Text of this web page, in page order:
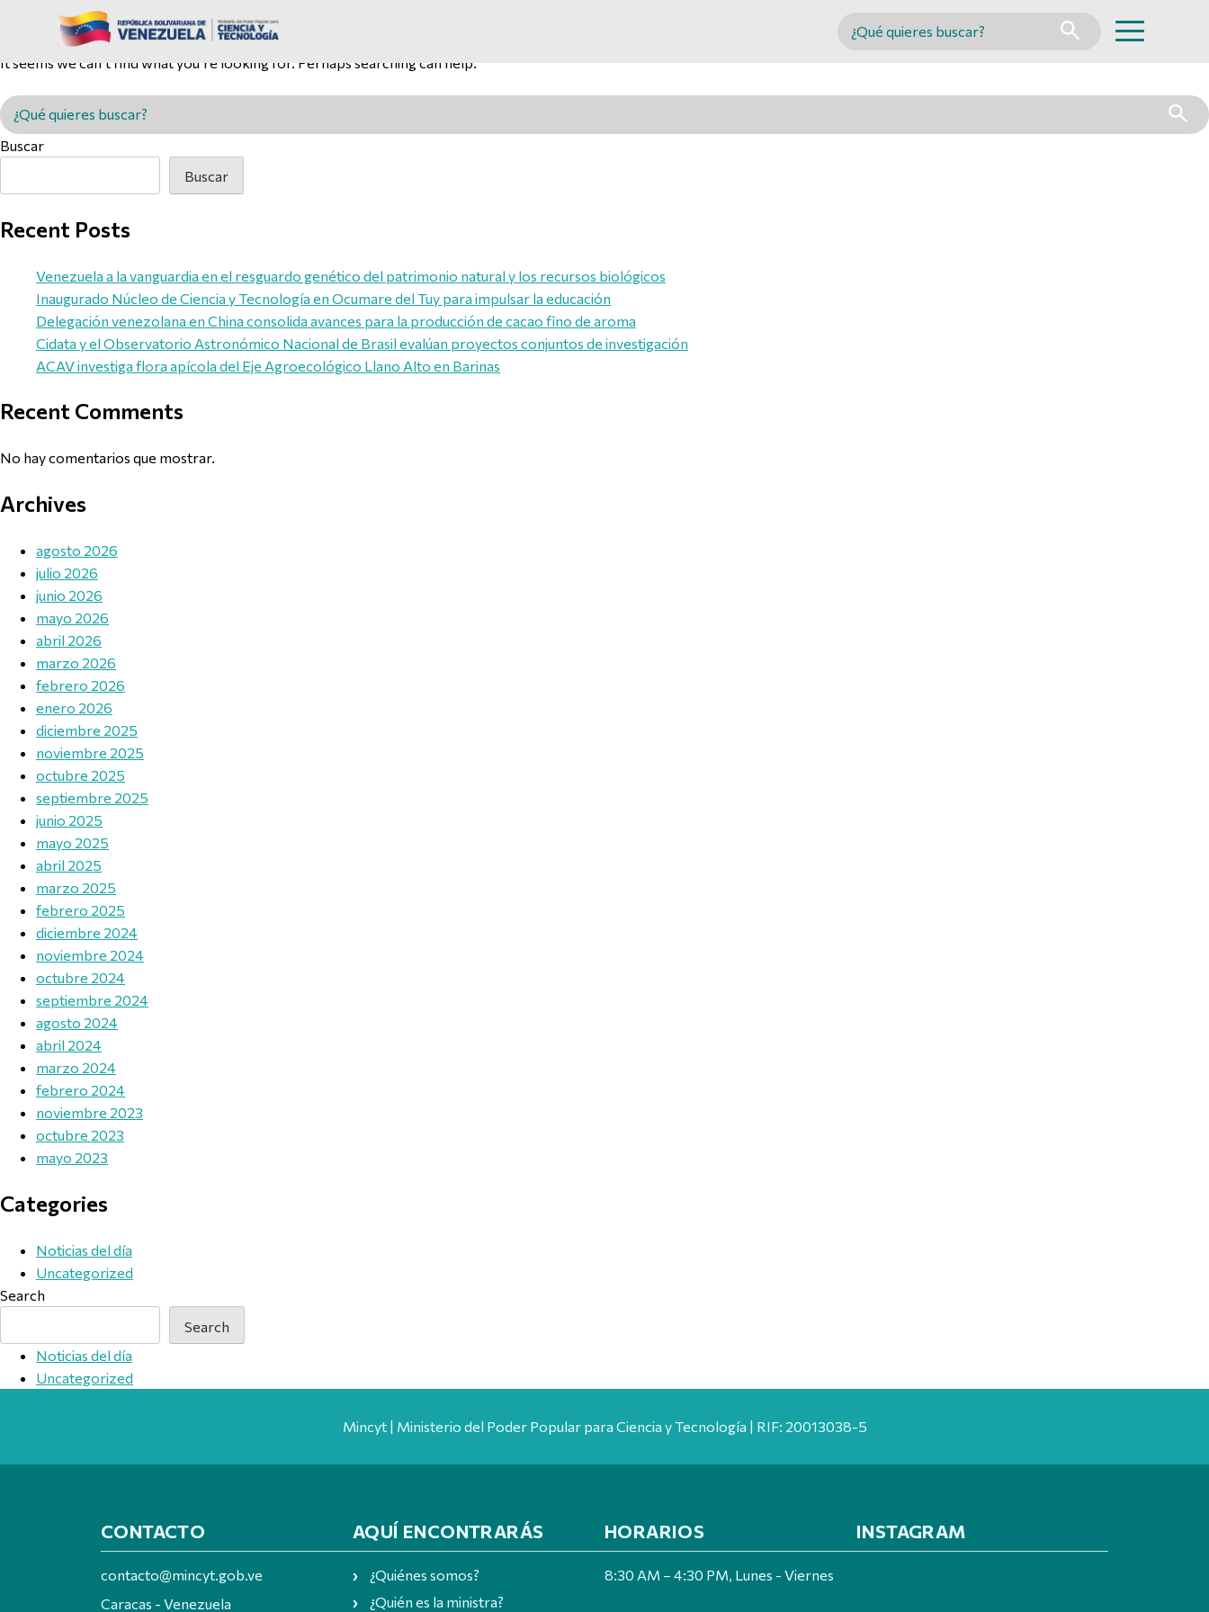
Buscar en MINCYT
Nothing Found
It seems we can’t find what you’re looking for. Perhaps searching can help.
Buscar en MINCYT
Buscar
Buscar
Recent Posts
Venezuela a la vanguardia en el resguardo genético del patrimonio natural y los recursos biológicos
Inaugurado Núcleo de Ciencia y Tecnología en Ocumare del Tuy para impulsar la educación
Delegación venezolana en China consolida avances para la producción de cacao fino de aroma
Cidata y el Observatorio Astronómico Nacional de Brasil evalúan proyectos conjuntos de investigación
ACAV investiga flora apícola del Eje Agroecológico Llano Alto en Barinas
Recent Comments
No hay comentarios que mostrar.
Archives
agosto 2026
julio 2026
junio 2026
mayo 2026
abril 2026
marzo 2026
febrero 2026
enero 2026
diciembre 2025
noviembre 2025
octubre 2025
septiembre 2025
junio 2025
mayo 2025
abril 2025
marzo 2025
febrero 2025
diciembre 2024
noviembre 2024
octubre 2024
septiembre 2024
agosto 2024
abril 2024
marzo 2024
febrero 2024
noviembre 2023
octubre 2023
mayo 2023
Categories
Noticias del día
Uncategorized
Search
Search
Noticias del día
Uncategorized
Mincyt | Ministerio del Poder Popular para Ciencia y Tecnología | RIF: 20013038-5
CONTACTO
contacto@mincyt.gob.ve
Caracas - Venezuela
AQUÍ ENCONTRARÁS
¿Quiénes somos?
¿Quién es la ministra?
HORARIOS
8:30 AM – 4:30 PM, Lunes - Viernes
INSTAGRAM